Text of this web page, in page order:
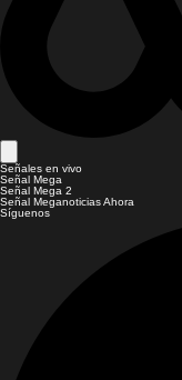
Señales en vivo
Señal Mega
Señal Mega 2
Señal Meganoticias Ahora
Síguenos